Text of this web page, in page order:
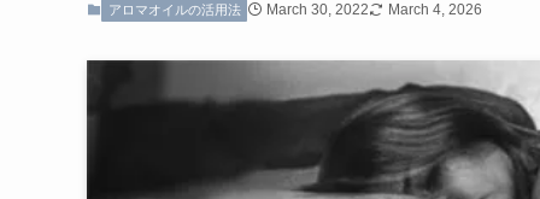
アロマオイルの活用法 March 30, 2022 March 4, 2026